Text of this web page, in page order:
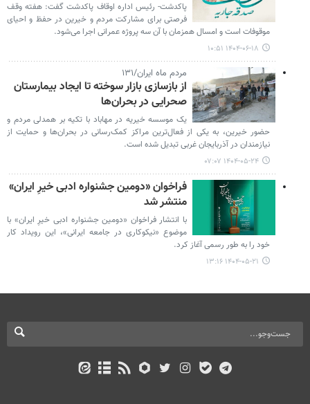
پاکدشت- رئیس اداره اوقاف پاکدشت گفت: هفته وقف
فرصتی برای مشارکت مردم و خیرین در حفظ و احیای
موقوفات است و امسال همزمان با آن سه پروژه عمرانی اجرا می‌شود.
۱۴۰۴-۰۶-۱۸ ۱۰:۵۱
مردم ماه ایران/۱۳۱
از بازسازی بازار سوخته تا ایجاد بیمارستان
صحرایی در بحران‌ها
یک موسسه خیریه در مهاباد با تکیه بر همدلی مردم و
حضور خیرین، به یکی از فعال‌ترین مراکز کمک‌رسانی در بحران‌ها و حمایت از
نیازمندان در آذربایجان غربی تبدیل شده است.
۱۴۰۴-۰۵-۲۴ ۰۷:۰۷
فراخوان «دومین جشنواره ادبی خیرِ ایران»
منتشر شد
با انتشار فراخوان «دومین جشنواره ادبی خیرِ ایران» با
موضوع «نیکوکاری در جامعه ایرانی»، این رویداد کار
خود را به طور رسمی آغاز کرد.
۱۴۰۴-۰۵-۲۱ ۱۳:۱۶